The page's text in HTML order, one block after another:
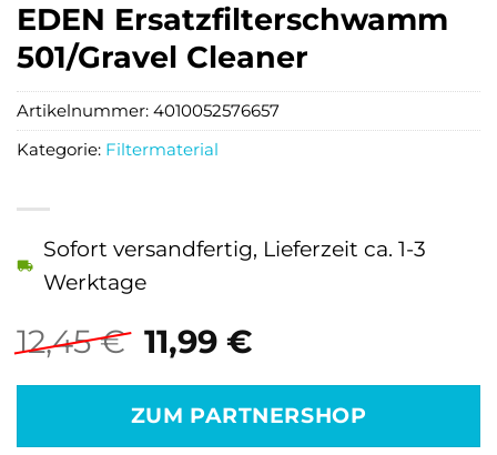
EDEN Ersatzfilterschwamm
501/Gravel Cleaner
12,45€ Ursprünglicher
Preis
war:
12,45 €
11,99 €Aktueller
ist:
11,99 €.
Sofort versandfertig, Lieferzeit ca. 1-3
Werktage
ZUM PARTNERSHOP
Artikelnummer: 4010052576657
Kategorie: Filtermaterial